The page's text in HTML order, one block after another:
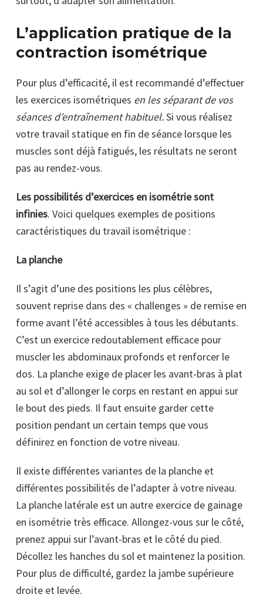
L’application pratique de la
contraction isométrique
Pour plus d’efficacité, il est recommandé d’effectuer
les exercices isométriques en les séparant de vos
séances d’entraînement habituel.Si vous réalisez
votre travail statique en fin de séance lorsque les
muscles sont déjà fatigués, les résultats ne seront
pas au rendez-vous.
Les possibilités d’exercices en isométrie sont
infinies. Voici quelques exemples de positions
caractéristiques du travail isométrique :
La planche
Il s’agit d’une des positions les plus célèbres,
souvent reprise dans des « challenges » de remise en
forme avant l’été accessibles à tous les débutants.
C’est un exercice redoutablement efficace pour
muscler les abdominaux profonds et renforcer le
dos. La planche exige de placer les avant-bras à plat
au sol et d’allonger le corps en restant en appui sur
le bout des pieds. Il faut ensuite garder cette
position pendant un certain temps que vous
définirez en fonction de votre niveau.
Il existe différentes variantes de la planche et
différentes possibilités de l’adapter à votre niveau.
La planche latérale est un autre exercice de gainage
en isométrie très efficace. Allongez-vous sur le côté,
prenez appui sur l’avant-bras et le côté du pied.
Décollez les hanches du sol et maintenez la position.
Pour plus de difficulté, gardez la jambe supérieure
droite et levée.